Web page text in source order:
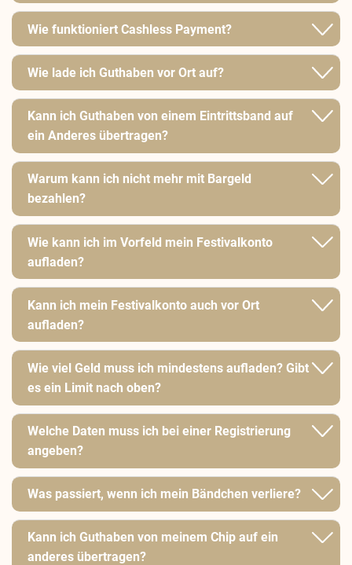
Wie funktioniert Cashless Payment?
Wie lade ich Guthaben vor Ort auf?
Kann ich Guthaben von einem Eintrittsband auf
ein Anderes übertragen?
Warum kann ich nicht mehr mit Bargeld
bezahlen?
Wie kann ich im Vorfeld mein Festivalkonto
aufladen?
Kann ich mein Festivalkonto auch vor Ort
aufladen?
Wie viel Geld muss ich mindestens aufladen? Gibt
es ein Limit nach oben?
Welche Daten muss ich bei einer Registrierung
angeben?
Was passiert, wenn ich mein Bändchen verliere?
Kann ich Guthaben von meinem Chip auf ein
anderes übertragen?